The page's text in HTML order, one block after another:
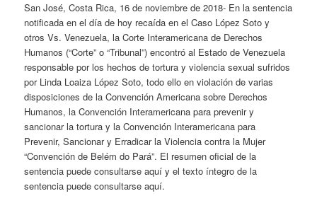
San José, Costa Rica, 16 de noviembre de 2018- En la sentencia
notificada en el día de hoy recaída en el Caso López Soto y
otros Vs. Venezuela, la Corte Interamericana de Derechos
Humanos (“Corte” o “Tribunal”) encontró al Estado de Venezuela
responsable por los hechos de tortura y violencia sexual sufridos
por Linda Loaiza López Soto, todo ello en violación de varias
disposiciones de la Convención Americana sobre Derechos
Humanos, la Convención Interamericana para prevenir y
sancionar la tortura y la Convención Interamericana para
Prevenir, Sancionar y Erradicar la Violencia contra la Mujer
“Convención de Belém do Pará”. El resumen oficial de la
sentencia puede consultarse aquí y el texto íntegro de la
sentencia puede consultarse aquí.